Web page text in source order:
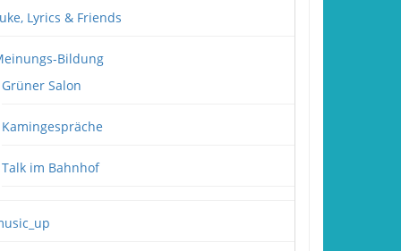
Lyrics & Friends
Bildung
Grüner Salon
Kamingespräche
Talk im Bahnhof